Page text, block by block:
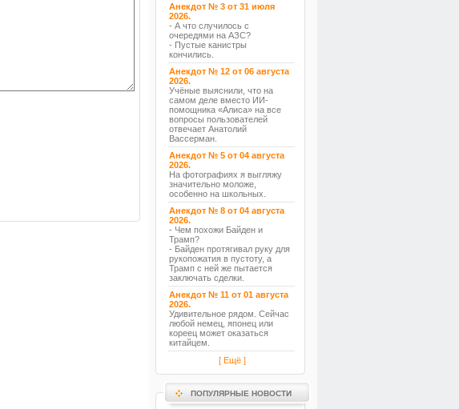
Анекдот № 3 от 31 июля
2026.
- А что случилось с
очередями на АЗС?
- Пустые канистры
кончились.
Анекдот № 12 от 06 августа
2026.
Учёные выяснили, что на
самом деле вместо ИИ-
помощника «Алиса» на все
вопросы пользователей
отвечает Анатолий
Вассерман.
Анекдот № 5 от 04 августа
2026.
На фотографиях я выгляжу
значительно моложе,
особенно на школьных.
Анекдот № 8 от 04 августа
2026.
- Чем похожи Байден и
Трамп?
- Байден протягивал руку для
рукопожатия в пустоту, а
Трамп с ней же пытается
заключать сделки.
Анекдот № 11 от 01 августа
2026.
Удивительное рядом. Сейчас
любой немец, японец или
кореец может оказаться
китайцем.
[ Ещё ]
ПОПУЛЯРНЫЕ НОВОСТИ